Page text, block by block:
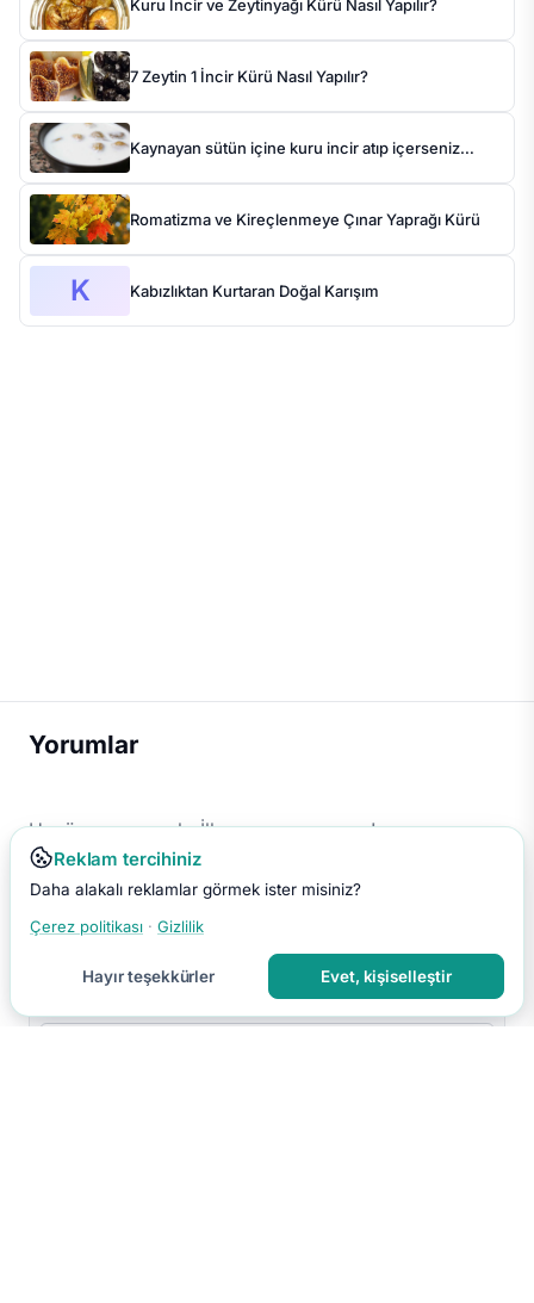
Kuru İncir ve Zeytinyağı Kürü Nasıl Yapılır?
7 Zeytin 1 İncir Kürü Nasıl Yapılır?
Kaynayan sütün içine kuru incir atıp içerseniz…
Romatizma ve Kireçlenmeye Çınar Yaprağı Kürü
K Kabızlıktan Kurtaran Doğal Karışım
Yorumlar
Henüz yorum yok. İlk yorumu sen yap!
Reklam tercihiniz
Daha alakalı reklamlar görmek ister misiniz?
Çerez politikası · Gizlilik
Hayır teşekkürler Evet, kişiselleştir